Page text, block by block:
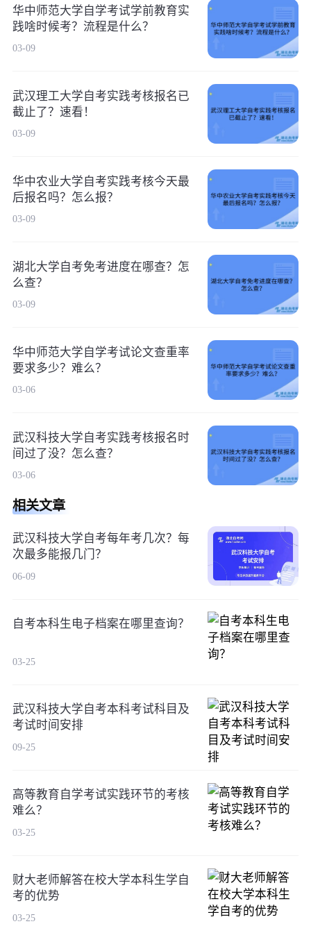
华中师范大学自学考试学前教育实
践啥时候考？流程是什么？
03-09
武汉理工大学自考实践考核报名已
截止了？速看！
03-09
华中农业大学自考实践考核今天最
后报名吗？怎么报？
03-09
湖北大学自考免考进度在哪查？怎
么查？
03-09
华中师范大学自学考试论文查重率
要求多少？难么？
03-06
武汉科技大学自考实践考核报名时
间过了没？怎么查？
03-06
相关文章
武汉科技大学自考每年考几次？每
次最多能报几门？
06-09
自考本科生电子档案在哪里查询？
03-25
武汉科技大学自考本科考试科目及
考试时间安排
09-25
高等教育自学考试实践环节的考核
难么？
03-25
财大老师解答在校大学本科生学自
考的优势
03-25